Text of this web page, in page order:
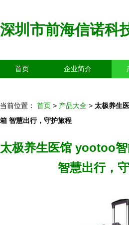
深圳市前海信诺科
首页 企业简介
当前位置： 首页 > 产品大全 > 太极养生
箱 智慧出行，守护旅程
太极养生医馆 yootoo
智慧出行，